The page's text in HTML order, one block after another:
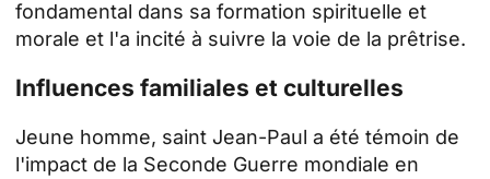
fondamental dans sa formation spirituelle et
morale et l'a incité à suivre la voie de la prêtrise.
Influences familiales et culturelles
Jeune homme, saint Jean-Paul a été témoin de
l'impact de la Seconde Guerre mondiale en